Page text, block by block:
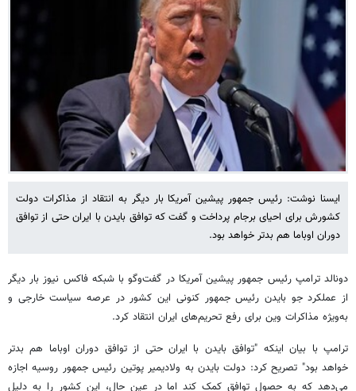
ایسنا نوشت: رئیس جمهور پیشین آمریکا بار دیگر به انتقاد از مذاکرات دولت
کشورش برای احیای برجام پرداخت و گفت که توافق بایدن با ایران حتی از توافق
دوران اوباما هم بدتر خواهد بود.
دونالد ترامپ رئیس جمهور پیشین آمریکا در گفت‌وگو با شبکه فاکس نیوز بار دیگر
از عملکرد جو بایدن رئیس جمهور کنونی این کشور در عرصه سیاست خارجی و
به‌ویژه مذاکرات وین برای رفع تحریم‌های ایران انتقاد کرد.
ترامپ با بیان اینکه "توافق بایدن با ایران حتی از توافق دوران اوباما هم بدتر
خواهد بود" تصریح کرد: دولت بایدن به ولادیمیر پوتین رئیس جمهور روسیه ‌اجازه
می‌دهد که به حصول توافق کمک کند اما در عین حال، این کشور را به دلیل